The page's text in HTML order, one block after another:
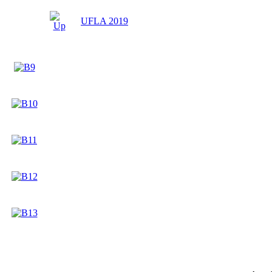
UFLA 2019